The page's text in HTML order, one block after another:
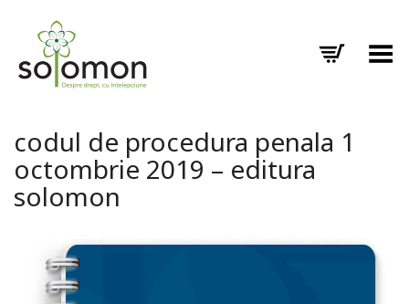
Toggle Menu
codul de procedura penala 1
octombrie 2019 – editura
solomon